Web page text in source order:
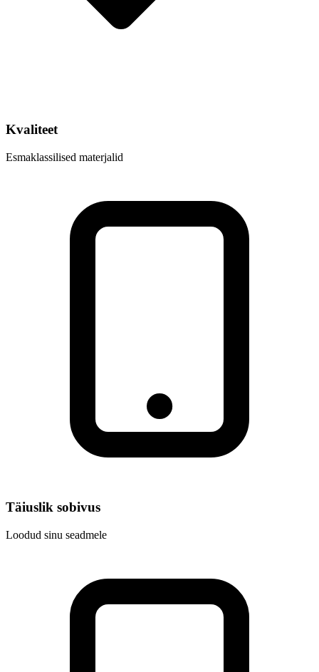
Kvaliteet
Esmaklassilised materjalid
Täiuslik sobivus
Loodud sinu seadmele